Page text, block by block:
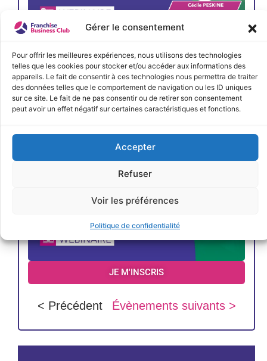
Gérer le consentement
Pour offrir les meilleures expériences, nous utilisons des technologies
telles que les cookies pour stocker et/ou accéder aux informations des
appareils. Le fait de consentir à ces technologies nous permettra de traiter
des données telles que le comportement de navigation ou les ID uniques
sur ce site. Le fait de ne pas consentir ou de retirer son consentement
peut avoir un effet négatif sur certaines caractéristiques et fonctions.
Accepter
Refuser
Voir les préférences
Politique de confidentialité
JE M'INSCRIS
< Précédent Évènements suivants >